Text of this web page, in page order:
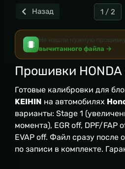
Назад 1 / 2
Не нашли нужную
вычитанного файла →
Прошивки HONDA
Готовые калибровки для
KEIHIN на автомобилях
варианты: Stage 1
момента), EGR off, DPF/FAP
EVAP off. Файл сразу после
по записи в комплекте.